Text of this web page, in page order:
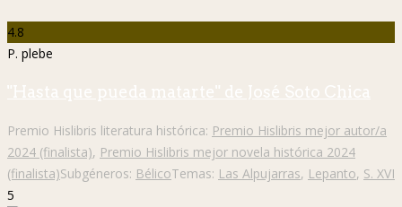
4.8
P. plebe
"Hasta que pueda matarte" de José Soto Chica
Premio Hislibris literatura histórica: Premio Hislibris mejor autor/a
2024 (finalista), Premio Hislibris mejor novela histórica 2024
(finalista)Subgéneros: BélicoTemas: Las Alpujarras, Lepanto, S. XVI
5